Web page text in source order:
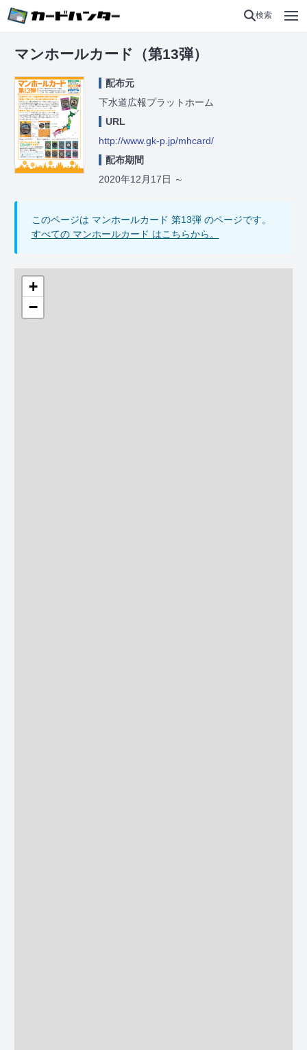
検索
マンホールカード（第13弾）
配布元
下水道広報プラットホーム
URL
http://www.gk-p.jp/mhcard/
配布期間
2020年12月17日 ～
このページは マンホールカード 第13弾 のページです。
すべての マンホールカード はこちらから。
+
−